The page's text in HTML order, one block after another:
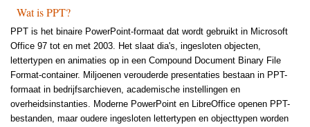
Wat is PPT?
PPT is het binaire PowerPoint-formaat dat wordt gebruikt in Microsoft
Office 97 tot en met 2003. Het slaat dia's, ingesloten objecten,
lettertypen en animaties op in een Compound Document Binary File
Format-container. Miljoenen verouderde presentaties bestaan in PPT-
formaat in bedrijfsarchieven, academische instellingen en
overheidsinstanties. Moderne PowerPoint en LibreOffice openen PPT-
bestanden, maar oudere ingesloten lettertypen en objecttypen worden